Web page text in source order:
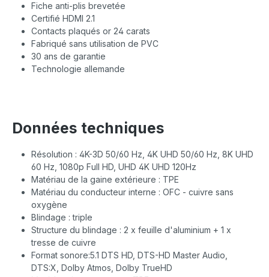
Fiche anti-plis brevetée
Certifié HDMI 2.1
Contacts plaqués or 24 carats
Fabriqué sans utilisation de PVC
30 ans de garantie
Technologie allemande
Données techniques
Résolution : 4K-3D 50/60 Hz, 4K UHD 50/60 Hz, 8K UHD
60 Hz, 1080p Full HD, UHD 4K UHD 120Hz
Matériau de la gaine extérieure : TPE
Matériau du conducteur interne : OFC - cuivre sans
oxygène
Blindage : triple
Structure du blindage : 2 x feuille d'aluminium + 1 x
tresse de cuivre
Format sonore:5.1 DTS HD, DTS-HD Master Audio,
DTS:X, Dolby Atmos, Dolby TrueHD